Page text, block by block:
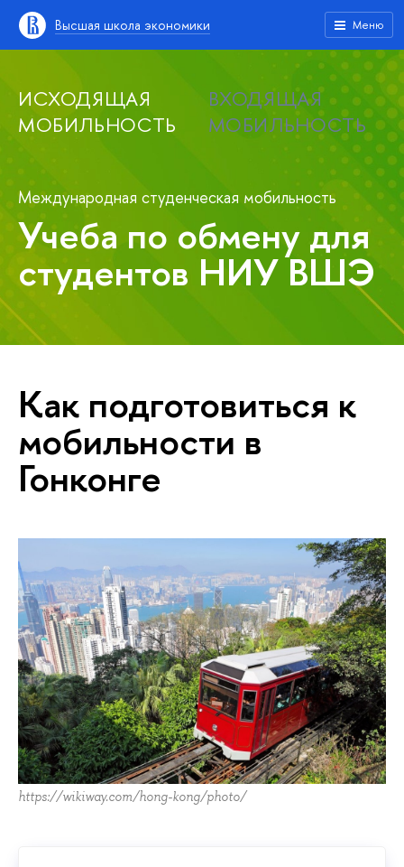
Высшая школа экономики Меню
ИСХОДЯЩАЯ
МОБИЛЬНОСТЬ
ВХОДЯЩАЯ
МОБИЛЬНОСТЬ
Международная студенческая мобильность
Учеба по обмену для
студентов НИУ ВШЭ
Как подготовиться к
мобильности в
Гонконге
https://wikiway.com/hong-kong/photo/